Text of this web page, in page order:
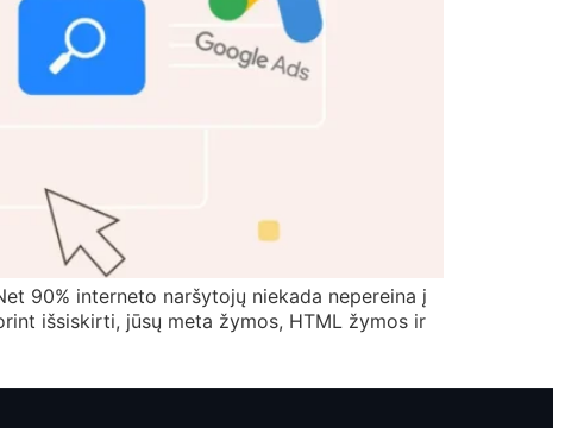
90% interneto naršytojų niekada nepereina į
išsiskirti, jūsų meta žymos, HTML žymos ir